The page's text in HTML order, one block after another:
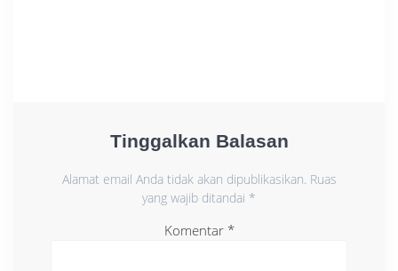
Tinggalkan Balasan
Alamat email Anda tidak akan dipublikasikan. Ruas
yang wajib ditandai *
Komentar *